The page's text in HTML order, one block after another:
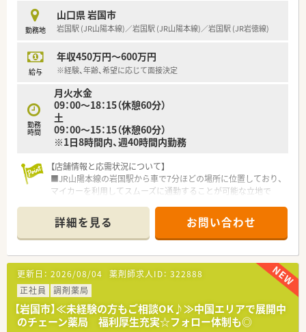
■山口県岩国市内にて地域密着型の2店舗を展開しており、各店
舗が車で5分圏内にあるため医薬品の融通や応援体制が非常に強
固です。
ートしており、家族経営ならではの風通しの良さと安定感がござ
います。
があればすぐに相談し解決できるバックアップ体制が整ってい
ます。
勤務地
山口県 岩国市
岩国駅 (JR山陽本線)／岩国駅 (JR山陽本線)／岩国駅 (JR岩徳線)
給与
年収450万円～600万円
※経験、年齢、希望に応じて面接決定
勤務
時間
月火水金
09：00～18：15（休憩60分）
土
09：00～15：15（休憩60分）
※1日8時間内、週40時間内勤務
【店舗情報と応需状況について】
■JR山陽本線の岩国駅から車で7分ほどの場所に位置しており、
マイカーを利用してスムーズに通勤することが可能な立地で
■隣接するクリニックより皮膚科の処方箋をメインに1日平均
110枚ほど応需しており、冬場や繁忙期も協力して対応していま
す。
■現在は産休中のスタッフやヘルプを含めて常時2名から3名体
制を維持しており、調剤事務3名と共に円滑に業務を回していま
す。
【募集背景と求める人物像について】
■欠員補充と将来を見据えた世代交代を目的としており、地域医
療に貢献しながら長く一緒に働いていただける方を急募してい
詳細を見る お問い合わせ
更新日： 2026/08/04 薬剤師求人ID： 322888
正社員
調剤薬局
【岩国市】≪未経験の方もご相談OK♪≫中国エリアで展開中
のチェーン薬局 福利厚生充実☆フォロー体制も◎